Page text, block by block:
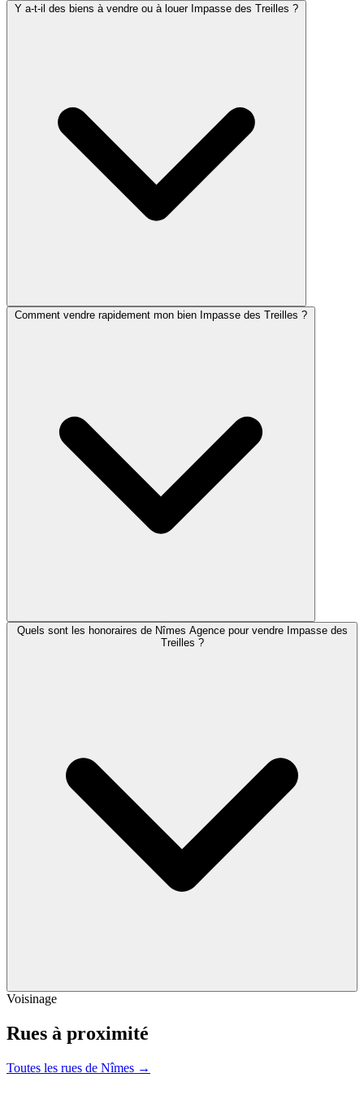
Y a-t-il des biens à vendre ou à louer Impasse des Treilles ?
Comment vendre rapidement mon bien Impasse des Treilles ?
Quels sont les honoraires de Nîmes Agence pour vendre Impasse des
Treilles ?
Voisinage
Rues à proximité
Toutes les rues de Nîmes →